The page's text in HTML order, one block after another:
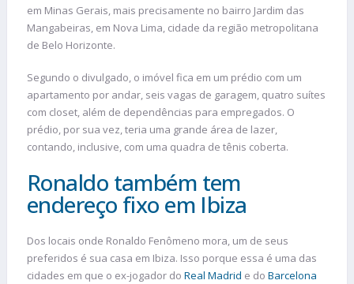
em Minas Gerais, mais precisamente no bairro Jardim das
Mangabeiras, em Nova Lima, cidade da região metropolitana
de Belo Horizonte.
Segundo o divulgado, o imóvel fica em um prédio com um
apartamento por andar, seis vagas de garagem, quatro suítes
com closet, além de dependências para empregados. O
prédio, por sua vez, teria uma grande área de lazer,
contando, inclusive, com uma quadra de tênis coberta.
Ronaldo também tem
endereço fixo em Ibiza
Dos locais onde Ronaldo Fenômeno mora, um de seus
preferidos é sua casa em Ibiza. Isso porque essa é uma das
cidades em que o ex-jogador do Real Madrid e do Barcelona